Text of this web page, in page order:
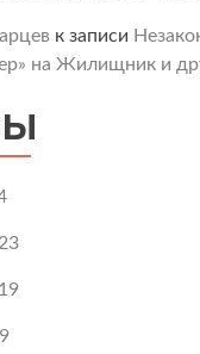
к записи
на Жилищник и